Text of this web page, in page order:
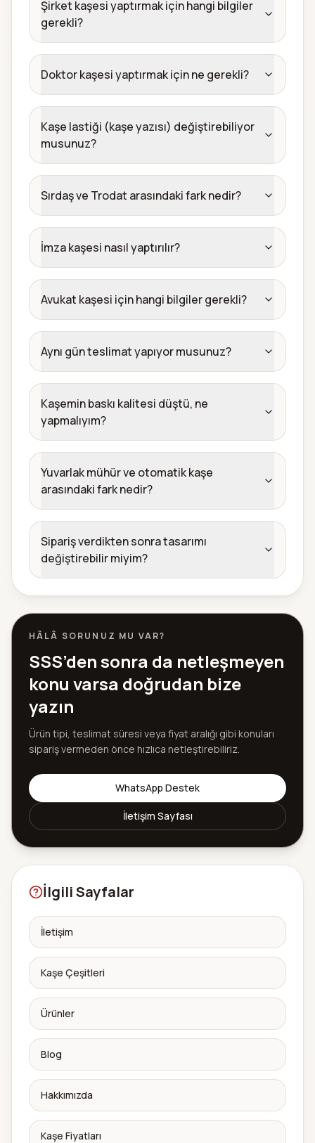
Şirket kaşesi yaptırmak için hangi bilgiler
gerekli?
Doktor kaşesi yaptırmak için ne gerekli?
Kaşe lastiği (kaşe yazısı) değiştirebiliyor
musunuz?
Sırdaş ve Trodat arasındaki fark nedir?
İmza kaşesi nasıl yaptırılır?
Avukat kaşesi için hangi bilgiler gerekli?
Aynı gün teslimat yapıyor musunuz?
Kaşemin baskı kalitesi düştü, ne
yapmalıyım?
Yuvarlak mühür ve otomatik kaşe
arasındaki fark nedir?
Sipariş verdikten sonra tasarımı
değiştirebilir miyim?
HÂLÂ SORUNUZ MU VAR?
SSS’den sonra da netleşmeyen
konu varsa doğrudan bize
yazın
Ürün tipi, teslimat süresi veya fiyat aralığı gibi konuları
sipariş vermeden önce hızlıca netleştirebiliriz.
WhatsApp Destek
İletişim Sayfası
İlgili Sayfalar
İletişim
Kaşe Çeşitleri
Ürünler
Blog
Hakkımızda
Kaşe Fiyatları